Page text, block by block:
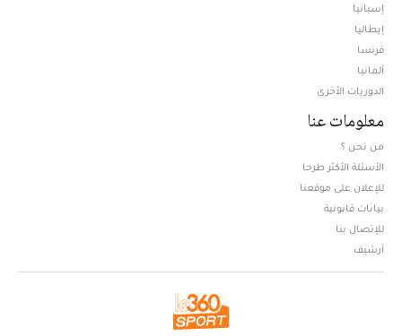
إسبانيا
إيطاليا
فرنسا
ألمانيا
الدوريات الأخرى
معلومات عنا
من نحن ؟
الأسئلة الأكثر طرحا
للإعلان على موقعنا
بيانات قانونية
للإتصال بنا
أرشيف